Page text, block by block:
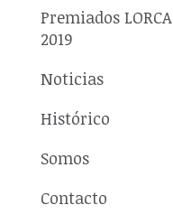
Premiados LORCA
2019
Noticias
Histórico
Somos
Contacto